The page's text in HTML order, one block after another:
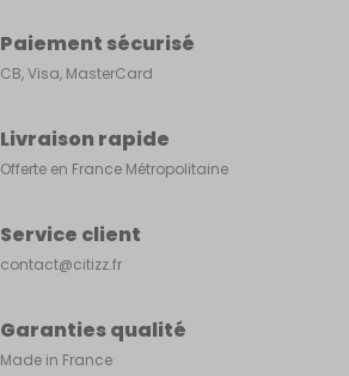
Paiement sécurisé
CB, Visa, MasterCard
Livraison rapide
Offerte en France Métropolitaine
Service client
contact@citizz.fr
Garanties qualité
Made in France